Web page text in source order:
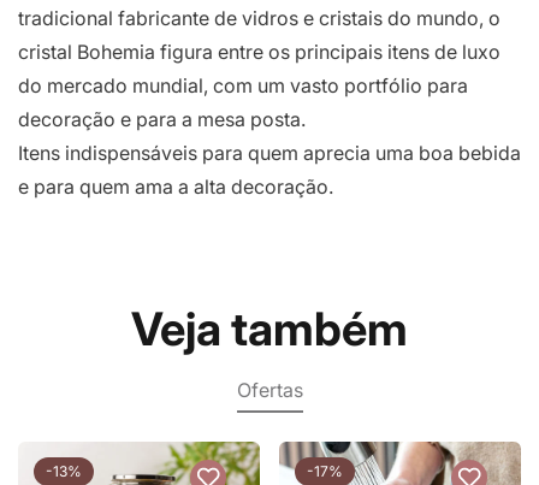
tradicional fabricante de vidros e cristais do mundo, o
cristal Bohemia figura entre os principais itens de luxo
do mercado mundial, com um vasto portfólio para
decoração e para a mesa posta.
Itens indispensáveis para quem aprecia uma boa bebida
e para quem ama a alta decoração.
Veja também
Ofertas
-13% -17%